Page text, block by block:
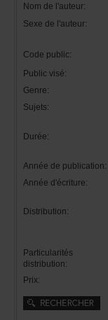
Nomdel'auteur:
Sexedel'auteur:
Codepublic:
Publicvisé:
Genre:
Sujets:
Durée:
Annéedepublication:
Annéed'écriture:
Distribution:
Particularités
distribution:
Prix: